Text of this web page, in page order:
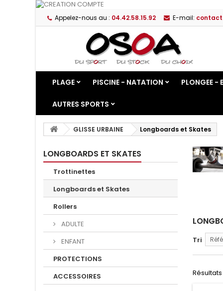
Appelez-nous au : 04.42.58.15.92 E-mail:
PLAGE PISCINE - NATATION PLONGEE -
AUTRES SPORTS
GLISSE URBAINE Longboards et Skates
LONGBOARDS ET SKATES
Trottinettes
Longboards et Skates
Rollers
ADULTE
ENFANT
PROTECTIONS
ACCESSOIRES
Tri
Résultats